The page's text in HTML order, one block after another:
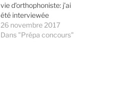
vie d’orthophoniste: j’ai
été interviewée
26 novembre 2017
Dans "Prépa concours"